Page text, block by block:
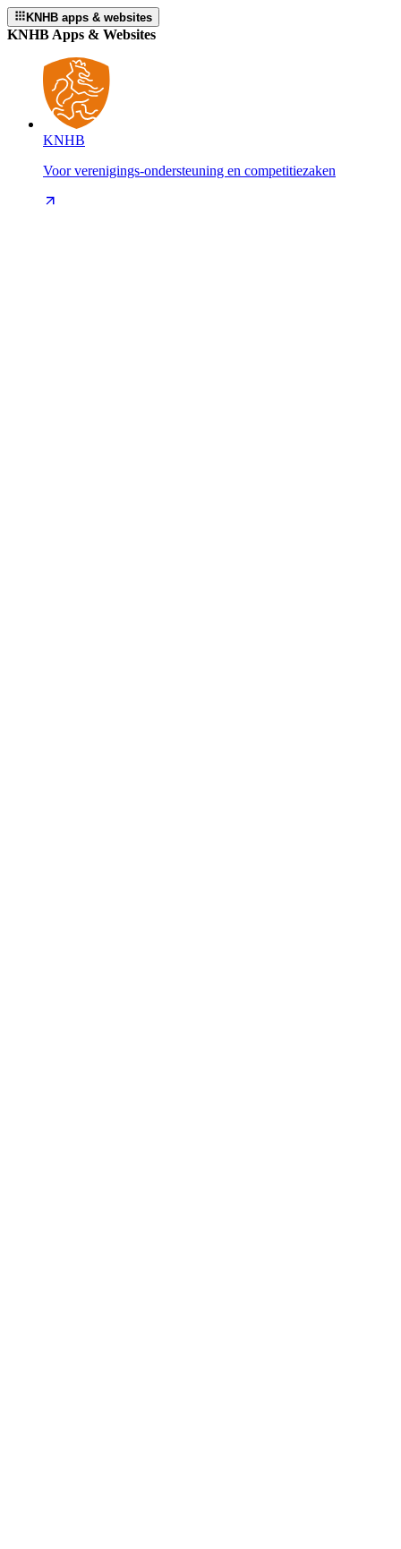
KNHB apps & websites
KNHB Apps & Websites
KNHB
Voor verenigings-ondersteuning en competitiezaken